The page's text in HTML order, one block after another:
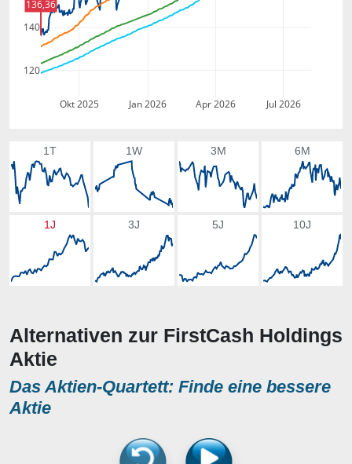
Okt 2025 Jan 2026 Apr 2026 Jul 2026
120
140
136,36
1T 1W 3M 6M
1J 3J 5J 10J
Alternativen zur FirstCash Holdings
Aktie
Das Aktien-Quartett: Finde eine bessere
Aktie